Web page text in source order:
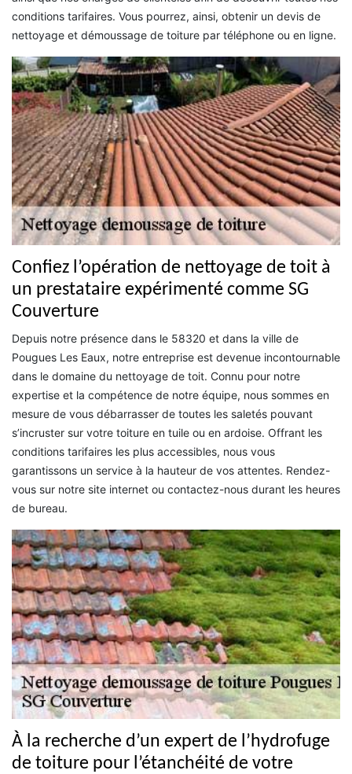
conditions tarifaires. Vous pourrez, ainsi, obtenir un devis de
nettoyage et démoussage de toiture par téléphone ou en ligne.
Confiez l’opération de nettoyage de toit à
un prestataire expérimenté comme SG
Couverture
Depuis notre présence dans le 58320 et dans la ville de
Pougues Les Eaux, notre entreprise est devenue incontournable
dans le domaine du nettoyage de toit. Connu pour notre
expertise et la compétence de notre équipe, nous sommes en
mesure de vous débarrasser de toutes les saletés pouvant
s’incruster sur votre toiture en tuile ou en ardoise. Offrant les
conditions tarifaires les plus accessibles, nous vous
garantissons un service à la hauteur de vos attentes. Rendez-
vous sur notre site internet ou contactez-nous durant les heures
de bureau.
À la recherche d’un expert de l’hydrofuge
de toiture pour l’étanchéité de votre